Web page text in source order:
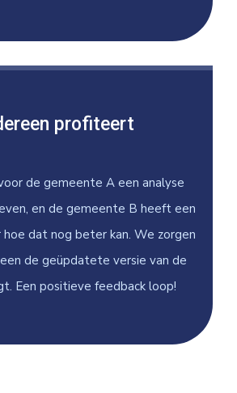
profiteert
de gemeente A een analyse
en de gemeente B heeft een
dat nog beter kan. We zorgen
de geüpdatete versie van de
Een positieve feedback loop!